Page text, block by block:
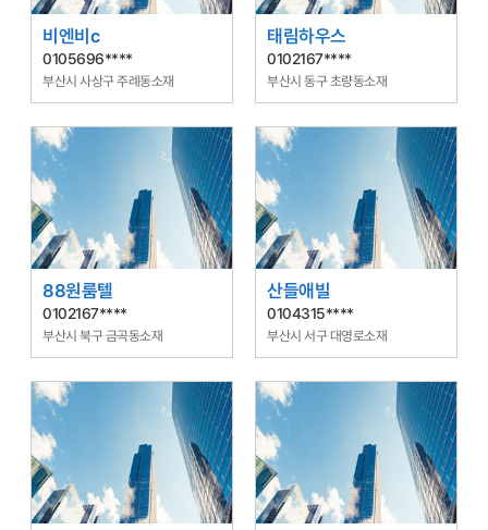
비엔비c
0105696****
부산시 사상구 주례동소재
태림하우스
0102167****
부산시 동구 초량동소재
88원룸텔
0102167****
부산시 북구 금곡동소재
산들애빌
0104315****
부산시 서구 대영로소재